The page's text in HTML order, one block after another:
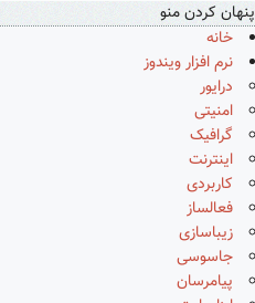
پنهان کردن منو
خانه
نرم افزار ویندوز
درایور
امنیتی
گرافیک
اینترنت
کاربردی
فعالساز
زیباسازی
جاسوسی
پیامرسان